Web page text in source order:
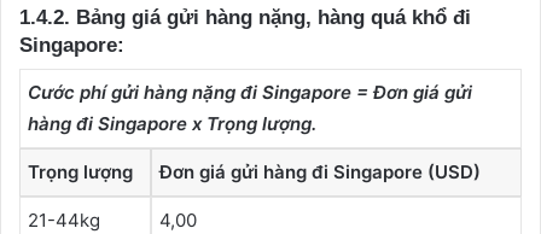
1.4.2. Bảng giá gửi hàng nặng, hàng quá khổ đi
Singapore:
Cước phí gửi hàng nặng đi Singapore = Đơn giá gửi
hàng đi Singapore x Trọng lượng.
Trọng lượng Đơn giá gửi hàng đi Singapore (USD)
21-44kg 4,00